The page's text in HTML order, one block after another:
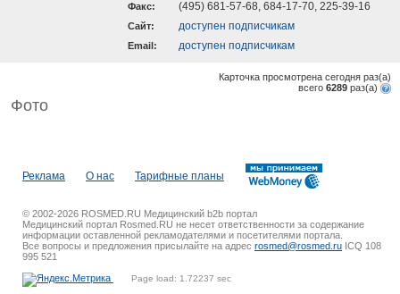
Факс: (495) 681-57-68, 684-17-70, 225-39-16
Cайт: доступен подписчикам
Email: доступен подписчикам
Карточка просмотрена сегодня раз(a)
всего 6289 раз(a)
Фото
Реклама О нас Тарифные планы
© 2002-2026 ROSMED.RU Медицинский b2b портал
Медицинский портал Rosmed.RU не несет ответственности за содержание
информации оставленной рекламодателями и посетителями портала.
Все вопросы и предложения присылайте на адрес rosmed@rosmed.ru ICQ 108
995 521
Page load: 1.72237 sec